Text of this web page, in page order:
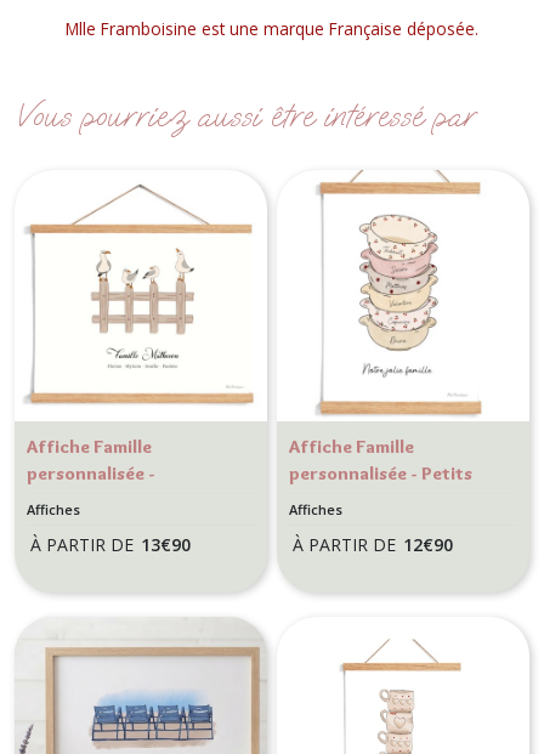
Mlle Framboisine est une marque Française déposée.
Vous pourriez aussi être intéressé par
Affiche Famille
personnalisée -
Mouettes - Décoration
Affiches
À PARTIR DE 13€90
Affiche Famille
personnalisée - Petits
bols - Décoration murale
Affiches
À PARTIR DE 12€90